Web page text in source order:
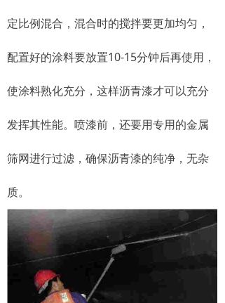
定比例混合，混合时的搅拌要更加均匀，
配置好的涂料要放置10-15分钟后再使用，
使涂料熟化充分，这样沥青漆才可以充分
发挥其性能。喷漆前，还要用专用的金属
筛网进行过滤，确保沥青漆的纯净，无杂
质。